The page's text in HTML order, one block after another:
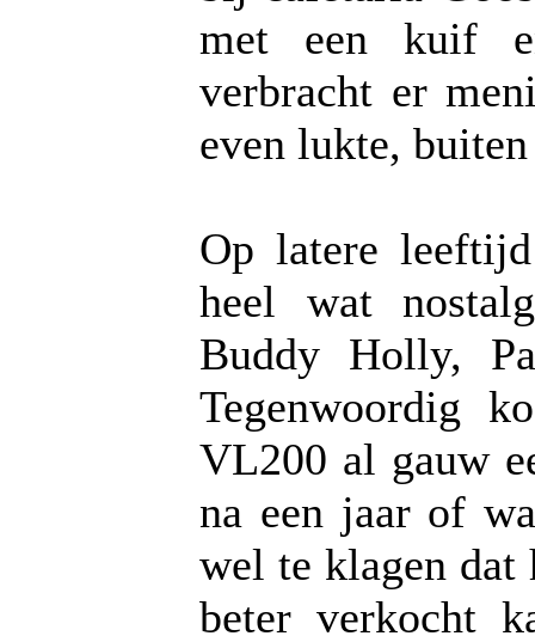
met een kuif
verbracht er
even lukte, buiten
Op latere
heel wat
Buddy Holly,
Tegenwoordig
VL200 al gauw
na een jaar of
wel te klagen dat
beter verkocht